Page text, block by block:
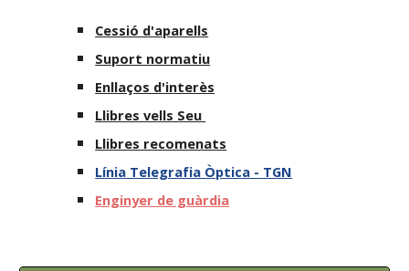
Cessió d'aparells
Suport normatiu
Enllaços d'interès
Llibres vells Seu
Llibres recomenats
Línia Telegrafia Òptica - TGN
Enginyer de guàrdia